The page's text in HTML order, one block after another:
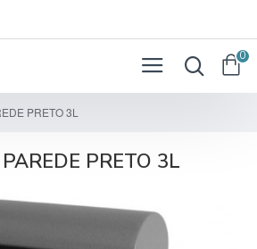
0
PRETO 3L
PRETO 3L